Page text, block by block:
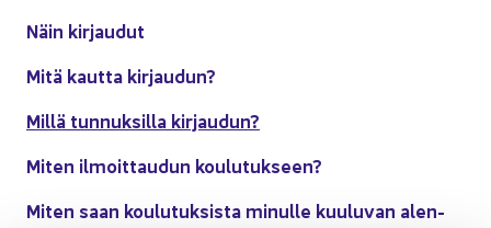
Näin kir­jau­dut
Mitä kaut­ta kir­jau­dun?
Millä tun­nuk­sil­la kir­jau­dun?
Miten il­moit­tau­dun kou­lu­tuk­seen?
Miten saan kou­lu­tuk­sis­ta mi­nul­le kuu­lu­van alen­